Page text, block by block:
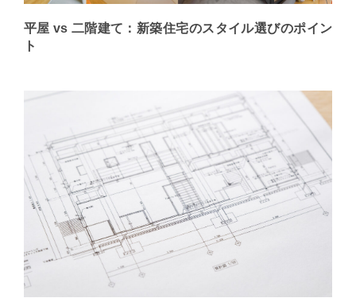
平屋 vs 二階建て：新築住宅のスタイル選びのポイン
ト